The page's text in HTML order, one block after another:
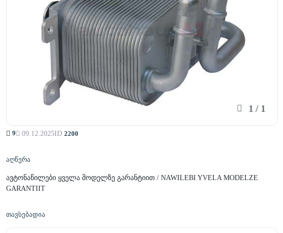
1 / 1
9 09.12.2025ID 2200
აღწერა
ავტონაწილები ყველა მოდელზე გარანტიით / NAWILEBI YVELA MODELZE
GARANTIIT
თავსებადია